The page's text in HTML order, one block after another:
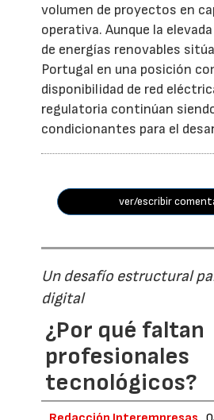
volumen de proyectos en
operativa. Aunque la
de energías renovables
Portugal en una posición
disponibilidad de red
regulatoria continúan
condicionantes para el
ver/escribir
Un desafío estructural
digital
¿Por qué faltan
profesionales
tecnológicos?